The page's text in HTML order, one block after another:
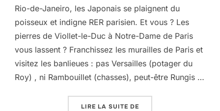
Rio-de-Janeiro, les Japonais se plaignent du
poisseux et indigne RER parisien. Et vous ? Les
pierres de Viollet-le-Duc à Notre-Dame de Paris
vous lassent ? Franchissez les murailles de Paris et
visitez les banlieues : pas Versailles (potager du
Roy) , ni Rambouillet (chasses), peut-être Rungis …
LIRE LA SUITE DE